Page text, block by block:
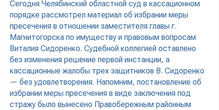
Сегодня Челябинский областной суд в кассационном
порядке рассмотрел материал об избрании меры
пресечения в отношении заместителя главы г.
Магнитогорска по имуществу и правовым вопросам
Виталия Сидоренко. Судебной коллегией оставлено
без изменения решение первой инстанции, а
кассационные жалобы трех защитников В. Сидоренко
— без удовлетворения. Напомним, постановление об
избрании меры пресечения в виде заключения под
стражу было вынесено Правобережным районным